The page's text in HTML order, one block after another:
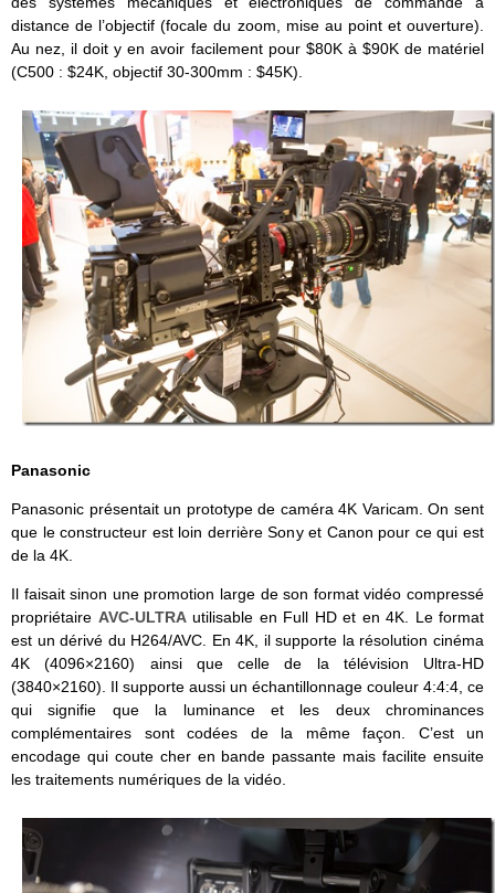
distance de l’objectif (focale du zoom, mise au point et ouverture).
Au nez, il doit y en avoir facilement pour $80K à $90K de matériel
(C500 : $24K, objectif 30-300mm : $45K).
Panasonic
Panasonic présentait un prototype de caméra 4K Varicam. On sent
que le constructeur est loin derrière Sony et Canon pour ce qui est
de la 4K.
Il faisait sinon une promotion large de son format vidéo compressé
propriétaire AVC-ULTRAutilisable en Full HD et en 4K. Le format
est un dérivé du H264/AVC. En 4K, il supporte la résolution cinéma
4K (4096×2160) ainsi que celle de la télévision Ultra-HD
(3840×2160). Il supporte aussi un échantillonnage couleur 4:4:4, ce
qui signifie que la luminance et les deux chrominances
complémentaires sont codées de la même façon. C’est un
encodage qui coute cher en bande passante mais facilite ensuite
les traitements numériques de la vidéo.